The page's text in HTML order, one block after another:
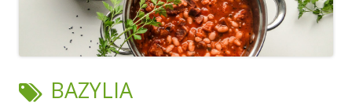
TAGI:
BAZYLIA